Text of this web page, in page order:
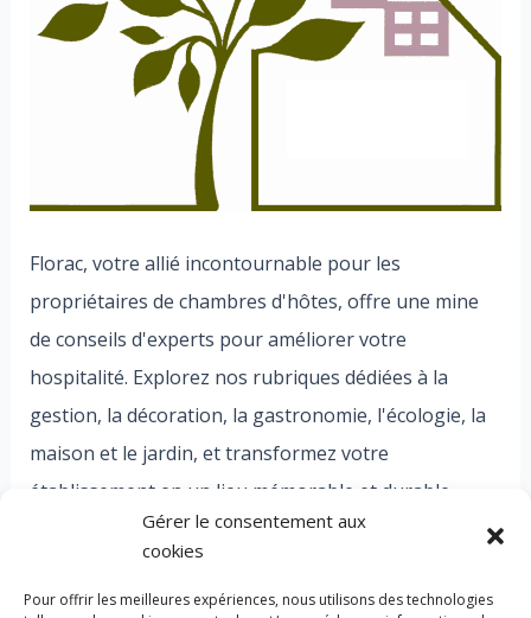
Gérer le consentement aux
cookies
Pour offrir les meilleures expériences, nous utilisons des technologies
Florac, votre allié incontournable pour les
propriétaires de chambres d'hôtes, offre une mine
de conseils d'experts pour améliorer votre
hospitalité. Explorez nos rubriques dédiées à la
gestion, la décoration, la gastronomie, l'écologie, la
maison et le jardin, et transformez votre
établissement en un lieu mémorable et durable.
Bienvenue dans l'univers Florac, où chaque détail